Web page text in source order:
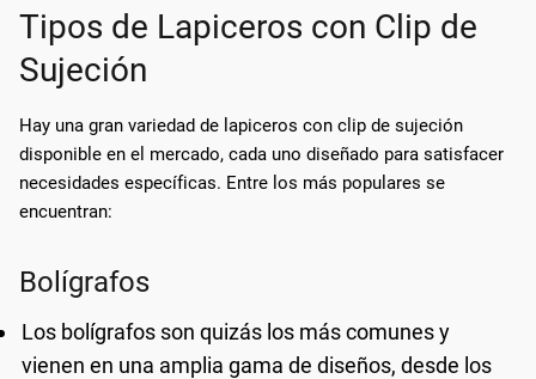
Tipos de Lapiceros con Clip de
Sujeción
Hay una gran variedad de lapiceros con clip de sujeción
disponible en el mercado, cada uno diseñado para satisfacer
necesidades específicas. Entre los más populares se
encuentran:
Bolígrafos
Los bolígrafos son quizás los más comunes y
vienen en una amplia gama de diseños, desde los